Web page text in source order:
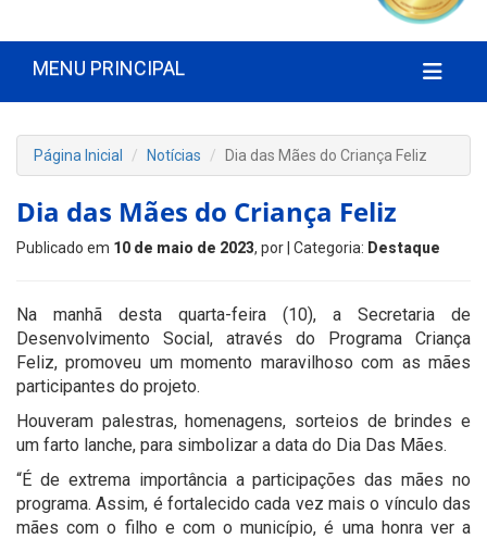
MENU PRINCIPAL
Página Inicial Notícias Dia das Mães do Criança Feliz
Dia das Mães do Criança Feliz
Publicado em 10 de maio de 2023, por | Categoria: Destaque
Na manhã desta quarta-feira (10), a Secretaria de
Desenvolvimento Social, através do Programa Criança
Feliz, promoveu um momento maravilhoso com as mães
participantes do projeto.
Houveram palestras, homenagens, sorteios de brindes e
um farto lanche, para simbolizar a data do Dia Das Mães.
“É de extrema importância a participações das mães no
programa. Assim, é fortalecido cada vez mais o vínculo das
mães com o filho e com o município, é uma honra ver a